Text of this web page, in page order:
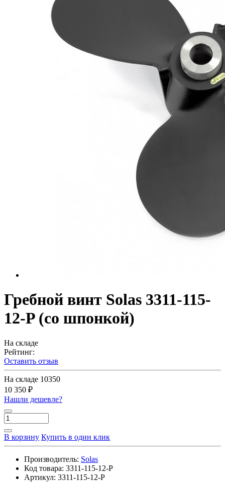
Гребной винт Solas 3311-115-
12-P (со шпонкой)
На складе
Рейтинг:
Оставить отзыв
На складе 10350
10 350 ₽
Нашли дешевле?
В корзину Купить в один клик
Производитель: Solas
Код товара: 3311-115-12-P
Артикул: 3311-115-12-P